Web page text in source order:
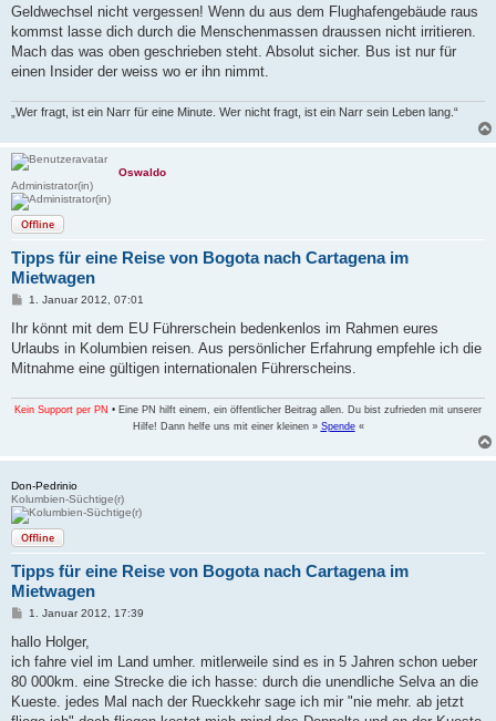
i
r
a
Geldwechsel nicht vergessen! Wenn du aus dem Flughafengebäude raus
kommst lasse dich durch die Menschenmassen draussen nicht irritieren.
Mach das was oben geschrieben steht. Absolut sicher. Bus ist nur für
einen Insider der weiss wo er ihn nimmt.
„Wer fragt, ist ein Narr für eine Minute. Wer nicht fragt, ist ein Narr sein Leben lang.“
Oswaldo
Administrator(in)
Offline
Tipps für eine Reise von Bogota nach Cartagena im
Mietwagen
B
i
r
a
1. Januar 2012, 07:01
Ihr könnt mit dem EU Führerschein bedenkenlos im Rahmen eures
Urlaubs in Kolumbien reisen. Aus persönlicher Erfahrung empfehle ich die
Mitnahme eine gültigen internationalen Führerscheins.
Kein Support per PN • Eine PN hilft einem, ein öffentlicher Beitrag allen. Du bist zufrieden mit unserer
Hilfe! Dann helfe uns mit einer kleinen » Spende«
Don-Pedrinio
Kolumbien-Süchtige(r)
Offline
Tipps für eine Reise von Bogota nach Cartagena im
Mietwagen
B
i
r
a
1. Januar 2012, 17:39
hallo Holger,
ich fahre viel im Land umher. mitlerweile sind es in 5 Jahren schon ueber
80 000km. eine Strecke die ich hasse: durch die unendliche Selva an die
Kueste. jedes Mal nach der Rueckkehr sage ich mir "nie mehr. ab jetzt